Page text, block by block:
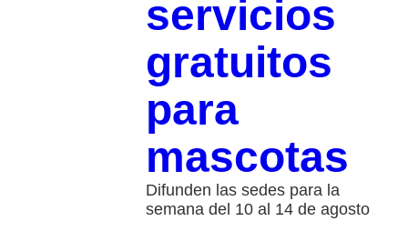
servicios
gratuitos
para
mascotas
Difunden las sedes para la
semana del 10 al 14 de agosto